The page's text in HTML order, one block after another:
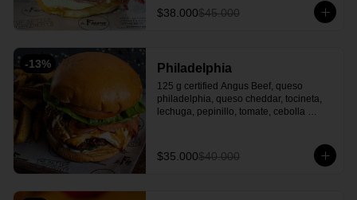
cherry y uchuva, acompañado con
papas casco o francesas
$38.000$45.000
-13% Philadelphia
125 g certified Angus Beef, queso
philadelphia, queso cheddar, tocineta,
lechuga, pepinillo, tomate, cebolla
$35.000$40.000